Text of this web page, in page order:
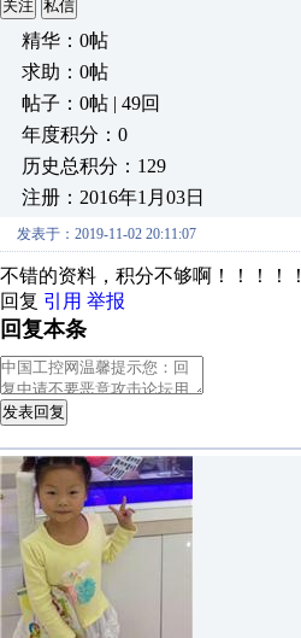
关注 私信
精华：0帖
求助：0帖
帖子：0帖 | 49回
年度积分：0
历史总积分：129
注册：2016年1月03日
发表于：2019-11-02 20:11:07
不错的资料，积分不够啊！！！！！
回复 引用 举报
回复本条
发表回复